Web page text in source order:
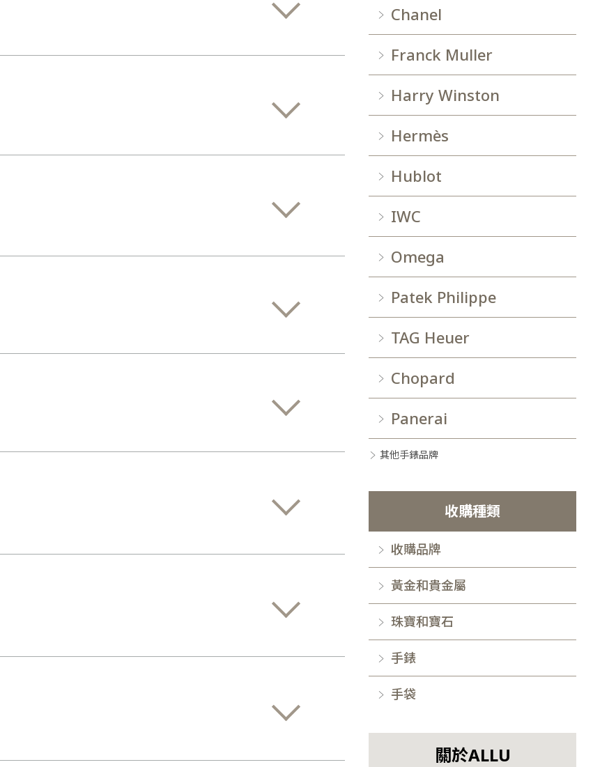
Chanel
Franck Muller
Harry Winston
Hermès
Hublot
IWC
Omega
Patek Philippe
TAG Heuer
Chopard
Panerai
其他手錶品牌
收購種類
收購品牌
黃金和貴金屬
珠寶和寶石
手錶
手袋
關於ALLU